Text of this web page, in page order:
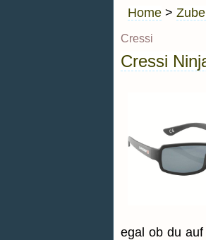
Home >
Cressi
Cressi
egal ob du